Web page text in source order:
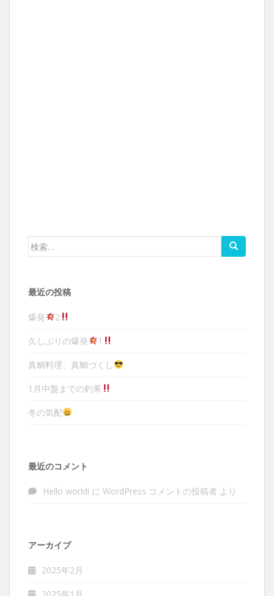
検索:
最近の投稿
爆発 2
久しぶりの爆発 1
真鯛料理、真鯛づくし
1月中盤までの釣果
冬の気配
最近のコメント
Hello world! に WordPress コメントの投稿者 より
アーカイブ
2025年2月